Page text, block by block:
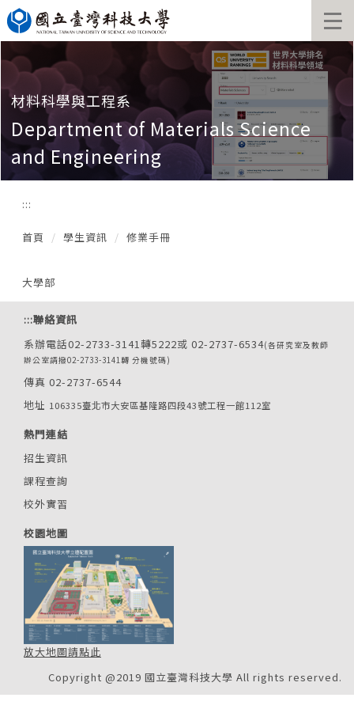
跳
到
主
要
內
容
區
材料科學與工程系
Department of Materials Science
and Engineering
:::
首頁 學生資訊 修業手冊
大學部
:::聯絡資訊
系辦電話02-2733-3141轉5222或 02-2737-6534(各研究室及教師
辦公室請撥02-2733-3141轉 分機號碼)
傳真 02-2737-6544
地址 106335臺北市大安區基隆路四段43號工程一館112室
熱門連結
招生資訊
課程查詢
校外實習
校園地圖
放大地圖請點此
Copyright @2019 國立臺灣科技大學 All rights reserved.